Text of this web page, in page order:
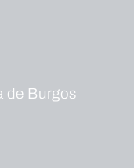
de Burgos